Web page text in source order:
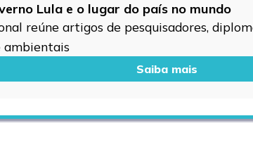
Lula e o lugar do país no mundo
reúne artigos de pesquisadores,
ambientais
Saiba mais